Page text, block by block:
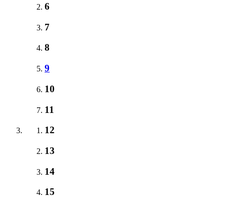
6
7
8
9
10
11
12
13
14
15